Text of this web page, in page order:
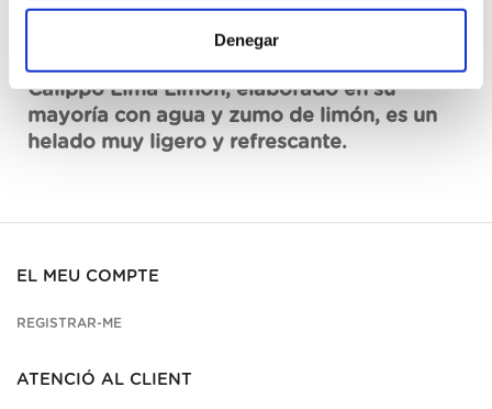
Denegar
Calippo Lima Limón, elaborado en su
mayoría con agua y zumo de limón, es un
helado muy ligero y refrescante.
EL MEU COMPTE
REGISTRAR-ME
ATENCIÓ AL CLIENT